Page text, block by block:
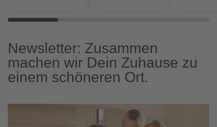
Newsletter: Zusammen
machen wir Dein Zuhause zu
einem schöneren Ort.